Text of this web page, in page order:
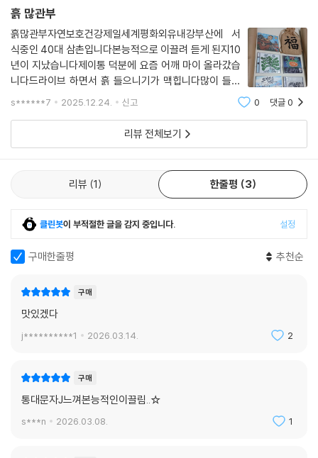
흙 많관부
흙많관부자연보호건강제일세계평화외유내강부산에 서
식중인 40대 삼촌입니다본능적으로 이끌려 듣게 된지10
년이 지났습니다제이통 덕분에 요즘 어깨 마이 올라갔습
니다드라이브 하면서 흙 들으니기가 맥힙니다많이 들어
주시면 감사하겠습니다
s******7 2025.12.24. 신고 0 댓글0
리뷰 전체보기
리뷰 1 한줄평 3
클린봇이 부적절한 글을 감지 중입니다. 설정
구매한줄평 추천순
구매
맛있겠다
j**********1 2026.03.14. 2
구매
통대문자J느껴본능적인이끌림..☆
s***n 2026.03.08. 1